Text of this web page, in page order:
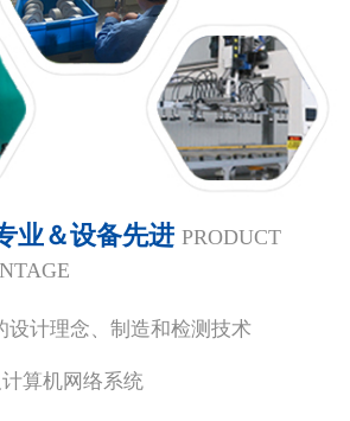
业＆设备先进 PRODUCT
设计理念、制造和检测技术
算机网络系统